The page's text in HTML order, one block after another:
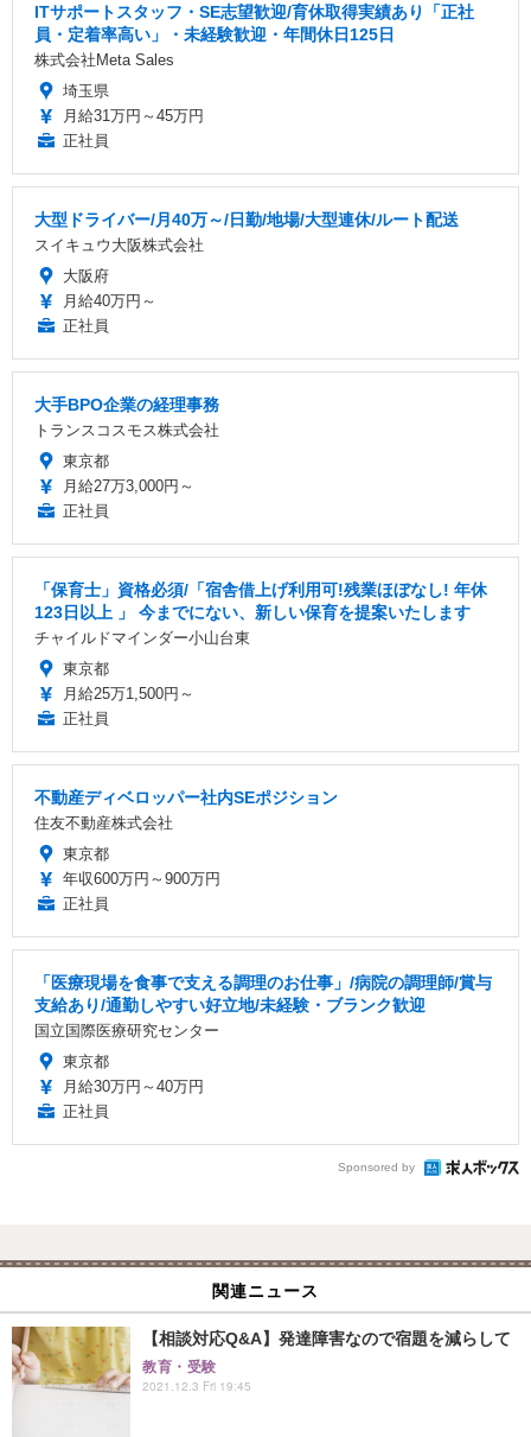
ITサポートスタッフ・SE志望歓迎/育休取得実績あり「正社
員・定着率高い」・未経験歓迎・年間休日125日
株式会社Meta Sales
埼玉県
月給31万円～45万円
正社員
大型ドライバー/月40万～/日勤/地場/大型連休/ルート配送
スイキュウ大阪株式会社
大阪府
月給40万円～
正社員
大手BPO企業の経理事務
トランスコスモス株式会社
東京都
月給27万3,000円～
正社員
「保育士」資格必須/「宿舎借上げ利用可!残業ほぼなし! 年休
123日以上 」 今までにない、新しい保育を提案いたします
チャイルドマインダー小山台東
東京都
月給25万1,500円～
正社員
不動産ディベロッパー社内SEポジション
住友不動産株式会社
東京都
年収600万円～900万円
正社員
「医療現場を食事で支える調理のお仕事」/病院の調理師/賞与
支給あり/通勤しやすい好立地/未経験・ブランク歓迎
国立国際医療研究センター
東京都
月給30万円～40万円
正社員
Sponsored by
関連ニュース
【相談対応Q&A】発達障害なので宿題を減らして
教育・受験
2021.12.3 Fri 19:45